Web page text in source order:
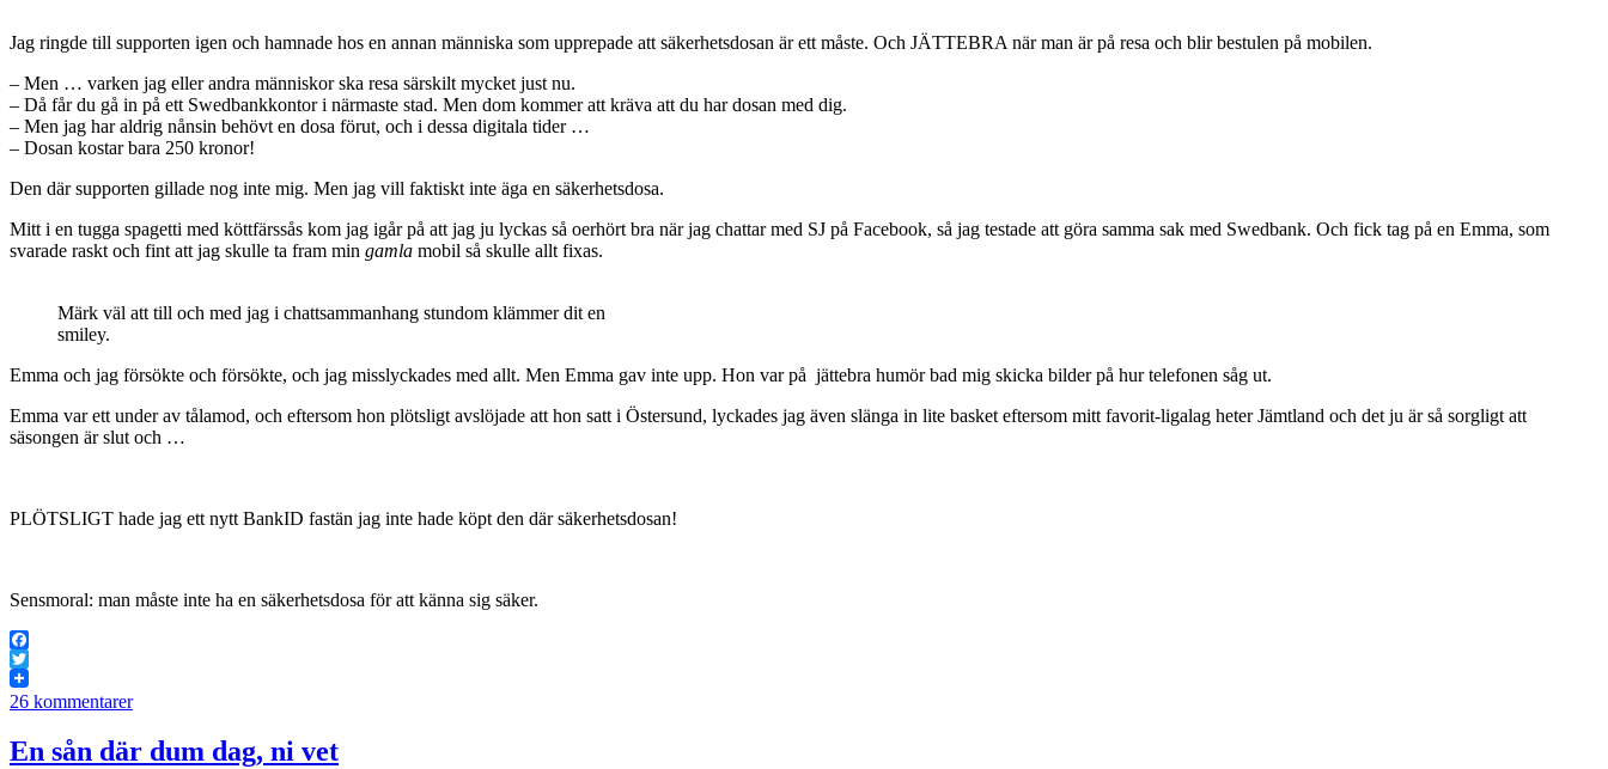
Jag ringde till supporten igen och hamnade hos en annan människa som upprepade att säkerhetsdosan är ett måste. Och JÄTTEBRA när man är på resa och blir bestulen på mobilen.
– Men … varken jag eller andra människor ska resa särskilt mycket just nu.
– Då får du gå in på ett Swedbankkontor i närmaste stad. Men dom kommer att kräva att du har dosan med dig.
– Men jag har aldrig nånsin behövt en dosa förut, och i dessa digitala tider …
– Dosan kostar bara 250 kronor!
Den där supporten gillade nog inte mig. Men jag vill faktiskt inte äga en säkerhetsdosa.
Mitt i en tugga spagetti med köttfärssås kom jag igår på att jag ju lyckas så oerhört bra när jag chattar med SJ på Facebook, så jag testade att göra samma sak med Swedbank. Och fick tag på en Emma, som
svarade raskt och fint att jag skulle ta fram min gamla mobil så skulle allt fixas.
Märk väl att till och med jag i chattsammanhang stundom klämmer dit en
smiley.
Emma och jag försökte och försökte, och jag misslyckades med allt. Men Emma gav inte upp. Hon var på jättebra humör bad mig skicka bilder på hur telefonen såg ut.
Emma var ett under av tålamod, och eftersom hon plötsligt avslöjade att hon satt i Östersund, lyckades jag även slänga in lite basket eftersom mitt favorit-ligalag heter Jämtland och det ju är så sorgligt att
säsongen är slut och …
PLÖTSLIGT hade jag ett nytt BankID fastän jag inte hade köpt den där säkerhetsdosan!
Sensmoral: man måste inte ha en säkerhetsdosa för att känna sig säker.
Facebook
Twitter
26 kommentarer
En sån där dum dag, ni vet